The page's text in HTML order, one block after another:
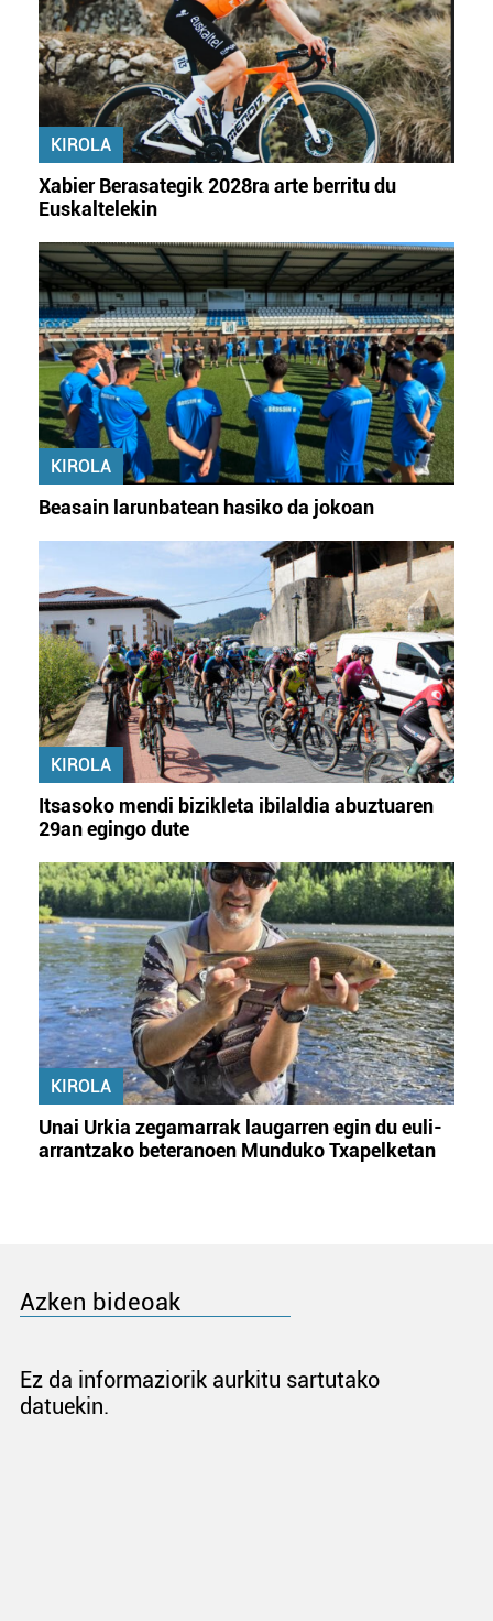
KIROLA
Xabier Berasategik 2028ra arte berritu du
Euskaltelekin
KIROLA
Beasain larunbatean hasiko da jokoan
KIROLA
Itsasoko mendi bizikleta ibilaldia abuztuaren
29an egingo dute
KIROLA
Unai Urkia zegamarrak laugarren egin du euli-
arrantzako beteranoen Munduko Txapelketan
Azken bideoak
Ez da informaziorik aurkitu sartutako
datuekin.